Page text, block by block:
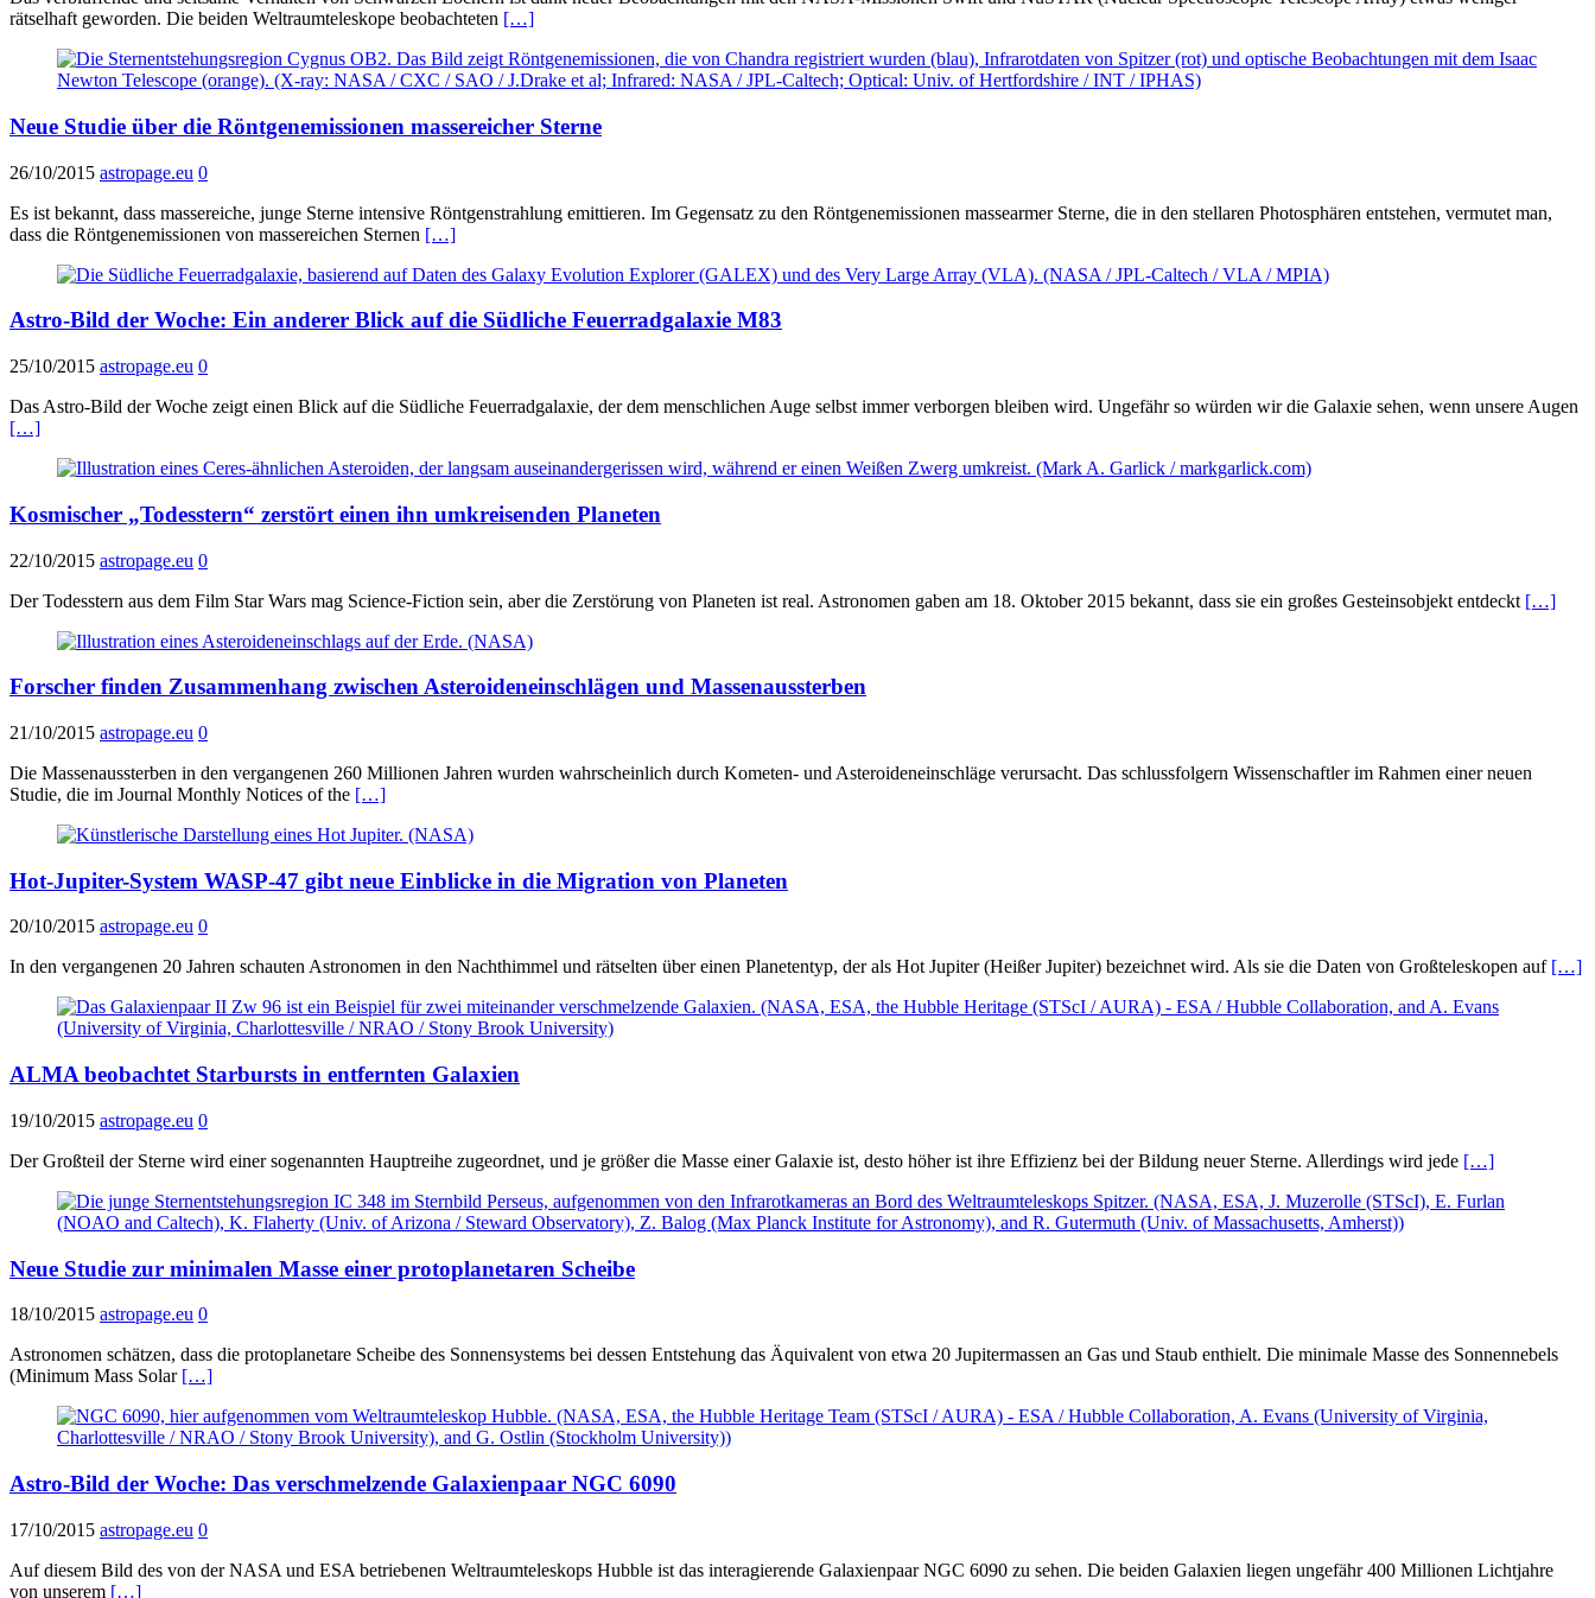
rätselhaft geworden. Die beiden Weltraumteleskope beobachteten […]
Neue Studie über die Röntgenemissionen massereicher Sterne
26/10/2015 astropage.eu 0
Es ist bekannt, dass massereiche, junge Sterne intensive Röntgenstrahlung emittieren. Im Gegensatz zu den Röntgenemissionen massearmer Sterne, die in den stellaren Photosphären entstehen, vermutet man,
dass die Röntgenemissionen von massereichen Sternen […]
Astro-Bild der Woche: Ein anderer Blick auf die Südliche Feuerradgalaxie M83
25/10/2015 astropage.eu 0
Das Astro-Bild der Woche zeigt einen Blick auf die Südliche Feuerradgalaxie, der dem menschlichen Auge selbst immer verborgen bleiben wird. Ungefähr so würden wir die Galaxie sehen, wenn unsere Augen
[…]
Kosmischer „Todesstern“ zerstört einen ihn umkreisenden Planeten
22/10/2015 astropage.eu 0
Der Todesstern aus dem Film Star Wars mag Science-Fiction sein, aber die Zerstörung von Planeten ist real. Astronomen gaben am 18. Oktober 2015 bekannt, dass sie ein großes Gesteinsobjekt entdeckt […]
Forscher finden Zusammenhang zwischen Asteroideneinschlägen und Massenaussterben
21/10/2015 astropage.eu 0
Die Massenaussterben in den vergangenen 260 Millionen Jahren wurden wahrscheinlich durch Kometen- und Asteroideneinschläge verursacht. Das schlussfolgern Wissenschaftler im Rahmen einer neuen
Studie, die im Journal Monthly Notices of the […]
Hot-Jupiter-System WASP-47 gibt neue Einblicke in die Migration von Planeten
20/10/2015 astropage.eu 0
In den vergangenen 20 Jahren schauten Astronomen in den Nachthimmel und rätselten über einen Planetentyp, der als Hot Jupiter (Heißer Jupiter) bezeichnet wird. Als sie die Daten von Großteleskopen auf […]
ALMA beobachtet Starbursts in entfernten Galaxien
19/10/2015 astropage.eu 0
Der Großteil der Sterne wird einer sogenannten Hauptreihe zugeordnet, und je größer die Masse einer Galaxie ist, desto höher ist ihre Effizienz bei der Bildung neuer Sterne. Allerdings wird jede […]
Neue Studie zur minimalen Masse einer protoplanetaren Scheibe
18/10/2015 astropage.eu 0
Astronomen schätzen, dass die protoplanetare Scheibe des Sonnensystems bei dessen Entstehung das Äquivalent von etwa 20 Jupitermassen an Gas und Staub enthielt. Die minimale Masse des Sonnennebels
(Minimum Mass Solar […]
Astro-Bild der Woche: Das verschmelzende Galaxienpaar NGC 6090
17/10/2015 astropage.eu 0
Auf diesem Bild des von der NASA und ESA betriebenen Weltraumteleskops Hubble ist das interagierende Galaxienpaar NGC 6090 zu sehen. Die beiden Galaxien liegen ungefähr 400 Millionen Lichtjahre
von unserem […]